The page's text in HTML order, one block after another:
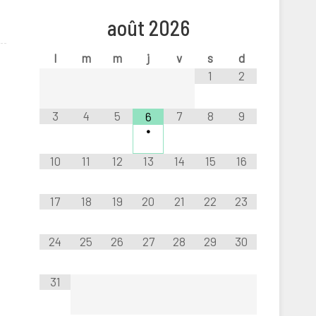
août 2026
l m m j v s
d
1
2
3 4 5
6
•
7 8 9
10 11 12 13 14 15 16
17 18 19 20 21 22 23
24 25 26 27 28 29 30
31